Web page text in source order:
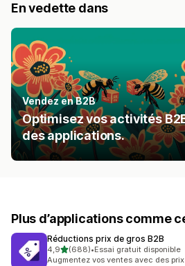
En vedette dans
Vendez en B2B
Optimisez vos activités
des applications.
Plus d’applications comme
Réductions prix de gros B2B
4,9étoile(s) sur 5
(688)
688 avis au total
•Essai gratuit disponible
Augmentez vos ventes avec des